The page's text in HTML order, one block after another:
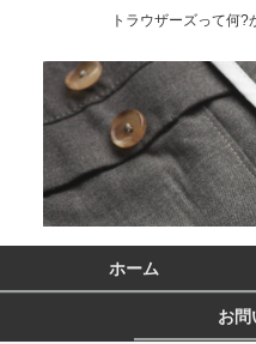
トラウザーズって何?
ホーム
お問